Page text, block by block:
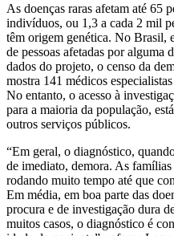
As doenças raras afetam até 65
indivíduos, ou 1,3 a cada 2 mil
têm origem genética. No Brasil,
de pessoas afetadas por
dados do projeto, o censo da
mostra 141 médicos
No entanto, o acesso à
para a maioria da população,
outros serviços públicos.
“Em geral, o diagnóstico,
de imediato, demora. As
rodando muito tempo até que
Em média, em boa parte das
procura e de investigação dura
muitos casos, o diagnóstico é